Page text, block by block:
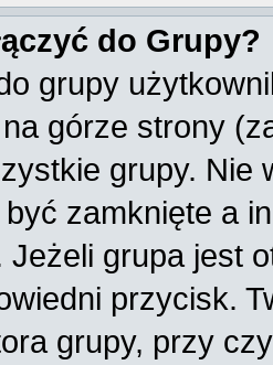
do Grupy?
grupy
górze strony
grupy. Nie
zamknięte a
Jeżeli grupa jest
przycisk.
grupy, przy